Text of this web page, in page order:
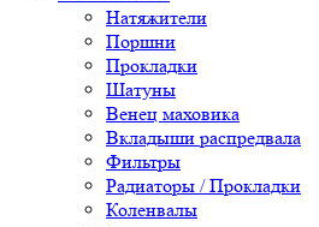
Натяжители
Поршни
Прокладки
Шатуны
Венец маховика
Вкладыши распредвала
Фильтры
Радиаторы / Прокладки
Коленвалы